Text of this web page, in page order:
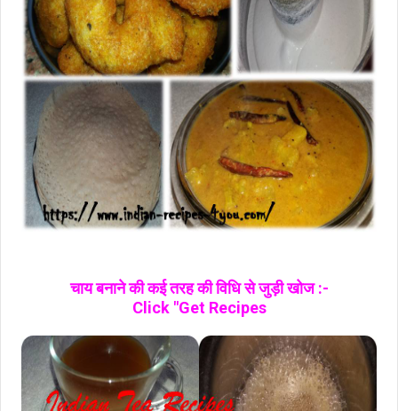
चाय बनाने की कई तरह की विधि से जुड़ी खोज :-
Click "Get Recipes